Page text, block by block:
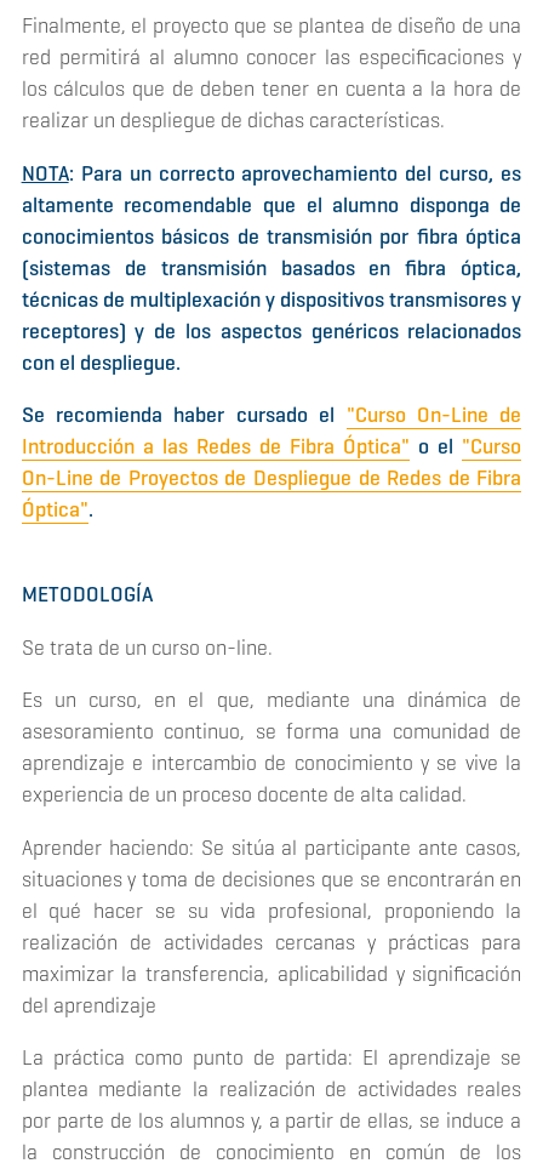
Finalmente, el proyecto que se plantea de diseño de una
red permitirá al alumno conocer las especificaciones y
los cálculos que de deben tener en cuenta a la hora de
realizar un despliegue de dichas características.
NOTA: Para un correcto aprovechamiento del curso, es
altamente recomendable que el alumno disponga de
conocimientos básicos de transmisión por fibra óptica
(sistemas de transmisión basados en fibra óptica,
técnicas de multiplexación y dispositivos transmisores y
receptores) y de los aspectos genéricos relacionados
con el despliegue.
Se recomienda haber cursado el "Curso On-Line de
Introducción a las Redes de Fibra Óptica" o el "Curso
On-Line de Proyectos de Despliegue de Redes de Fibra
Óptica".
METODOLOGÍA
Se trata de un curso on-line.
Es un curso, en el que, mediante una dinámica de
asesoramiento continuo, se forma una comunidad de
aprendizaje e intercambio de conocimiento y se vive la
experiencia de un proceso docente de alta calidad.
Aprender haciendo: Se sitúa al participante ante casos,
situaciones y toma de decisiones que se encontrarán en
el qué hacer se su vida profesional, proponiendo la
realización de actividades cercanas y prácticas para
maximizar la transferencia, aplicabilidad y significación
del aprendizaje
La práctica como punto de partida: El aprendizaje se
plantea mediante la realización de actividades reales
por parte de los alumnos y, a partir de ellas, se induce a
la construcción de conocimiento en común de los